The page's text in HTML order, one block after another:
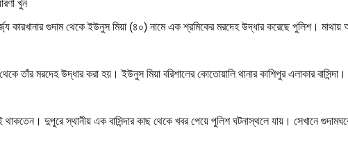
কারখানার গুদাম থেকে ইউনুস মিয়া (৪০) নামে এক শ্রমিকের মরদেহ উদ্ধার করেছে পুলিশ। মাথায়
তাঁর মরদেহ উদ্ধার করা হয়। ইউনুস মিয়া বরিশালের কোতোয়ালি থানার কাশিপুর এলাকার বাসিন্দা।
দুপুরে স্থানীয় এক বাসিন্দার কাছ থেকে খবর পেয়ে পুলিশ ঘটনাস্থলে যায়। সেখানে